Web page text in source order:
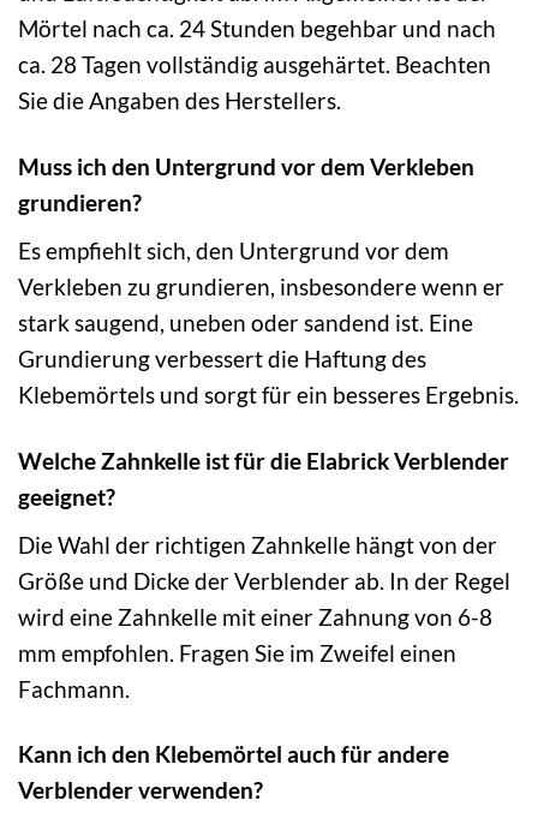
Mörtel nach ca. 24 Stunden begehbar und nach
ca. 28 Tagen vollständig ausgehärtet. Beachten
Sie die Angaben des Herstellers.
Muss ich den Untergrund vor dem Verkleben
grundieren?
Es empfiehlt sich, den Untergrund vor dem
Verkleben zu grundieren, insbesondere wenn er
stark saugend, uneben oder sandend ist. Eine
Grundierung verbessert die Haftung des
Klebemörtels und sorgt für ein besseres Ergebnis.
Welche Zahnkelle ist für die Elabrick Verblender
geeignet?
Die Wahl der richtigen Zahnkelle hängt von der
Größe und Dicke der Verblender ab. In der Regel
wird eine Zahnkelle mit einer Zahnung von 6-8
mm empfohlen. Fragen Sie im Zweifel einen
Fachmann.
Kann ich den Klebemörtel auch für andere
Verblender verwenden?